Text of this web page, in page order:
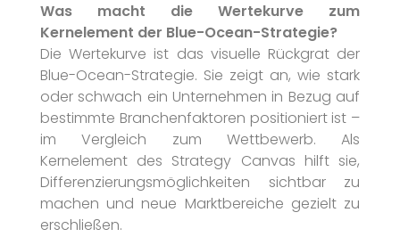
Was macht die Wertekurve zum
Kernelement der Blue-Ocean-Strategie?
Die Wertekurve ist das visuelle Rückgrat der
Blue-Ocean-Strategie. Sie zeigt an, wie stark
oder schwach ein Unternehmen in Bezug auf
bestimmte Branchenfaktoren positioniert ist –
im Vergleich zum Wettbewerb. Als
Kernelement des Strategy Canvas hilft sie,
Differenzierungsmöglichkeiten sichtbar zu
machen und neue Marktbereiche gezielt zu
erschließen.